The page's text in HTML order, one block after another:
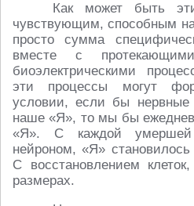
Как может быть
чувствующим, способным
просто сумма
вместе с
биоэлектрическими
эти процессы могут
условии, если бы нервные
наше «Я», то мы бы
«Я». С каждой
нейроном, «Я»
С восстановлением
размерах.